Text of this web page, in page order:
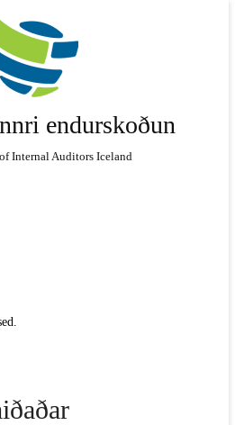
endurskoðun
Internal Auditors Iceland